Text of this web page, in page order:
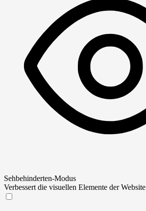
Sehbehinderten-Modus
Verbessert die visuellen Elemente der Website